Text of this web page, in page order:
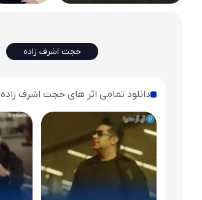
حجت اشرف زاده
دانلود تمامی اثر های حجت اشرف زاده